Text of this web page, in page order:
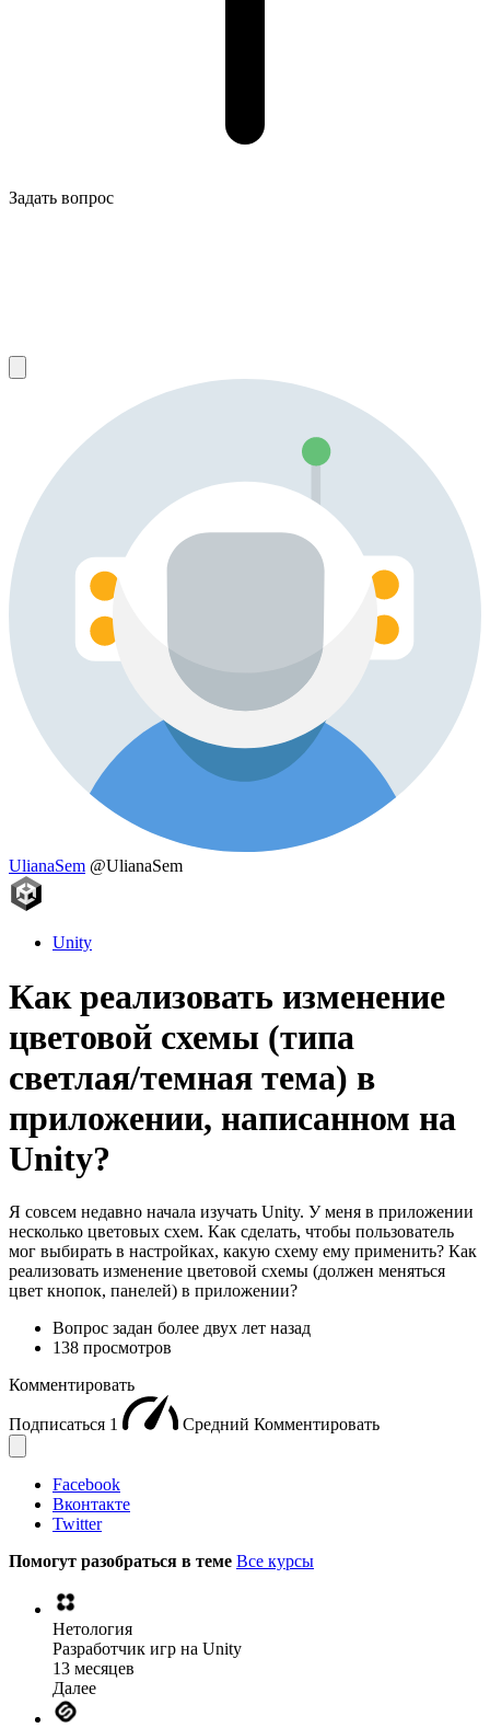
Задать вопрос
UlianaSem @UlianaSem
Unity
Как реализовать изменение
цветовой схемы (типа
светлая/темная тема) в
приложении, написанном на
Unity?
Я совсем недавно начала изучать Unity. У меня в приложении
несколько цветовых схем. Как сделать, чтобы пользователь
мог выбирать в настройках, какую схему ему применить? Как
реализовать изменение цветовой схемы (должен меняться
цвет кнопок, панелей) в приложении?
Вопрос задан более двух лет назад
138 просмотров
Комментировать
Подписаться 1 Средний Комментировать
Facebook
Вконтакте
Twitter
Помогут разобраться в теме Все курсы
Нетология
Разработчик игр на Unity
13 месяцев
Далее